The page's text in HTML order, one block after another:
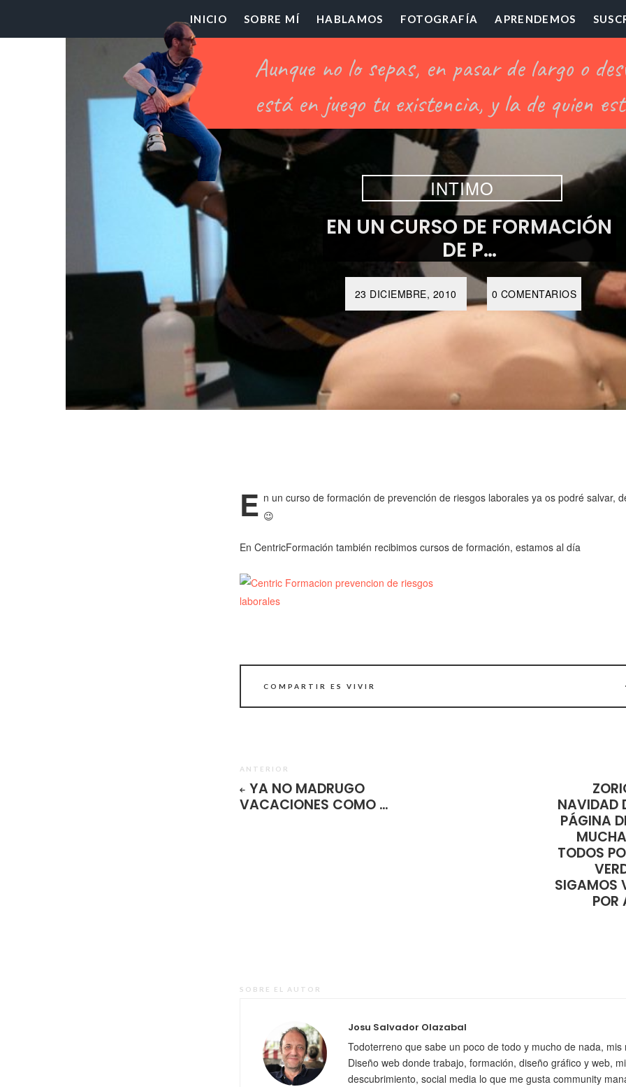
El
Profesor
Chillón
INICIO SOBRE MÍ HABLAMOS FOTOGRAFÍA APRENDEMOS
INTIMO
EN UN CURSO DE FORMACIÓN
DE P…
23 DICIEMBRE, 2010 0 COMENTARIOS
E n un curso de formación de prevención de riesgos laborales ya os podré salvar,
😉
En CentricFormación también recibimos cursos de formación, estamos al día
COMPARTIR ES VIVIR
ANTERIOR
YA NO MADRUGO
VACACIONES COMO …
NAVIDAD
PÁGINA
TODOS
SIGAMOS
POR
SOBRE EL AUTOR
Josu Salvador Olazabal
Todoterreno que sabe un poco de todo y mucho de nada, mis
Diseño web donde trabajo, formación, diseño gráfico y web, mi
descubrimiento, social media lo que me gusta community